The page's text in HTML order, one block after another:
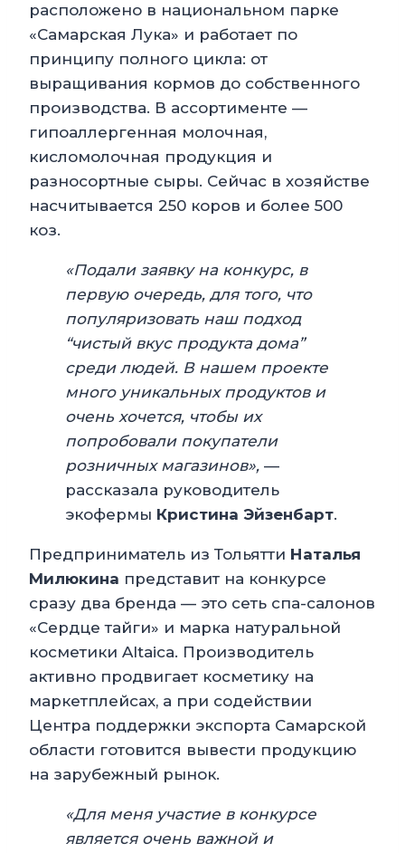
расположено в национальном парке
«Самарская Лука» и работает по
принципу полного цикла: от
выращивания кормов до собственного
производства. В ассортименте —
гипоаллергенная молочная,
кисломолочная продукция и
разносортные сыры. Сейчас в хозяйстве
насчитывается 250 коров и более 500
коз.
«Подали заявку на конкурс, в
первую очередь, для того, что
популяризовать наш подход
“чистый вкус продукта дома”
среди людей. В нашем проекте
много уникальных продуктов и
очень хочется, чтобы их
попробовали покупатели
розничных магазинов», —
рассказала руководитель
экофермы Кристина Эйзенбарт.
Предприниматель из Тольятти Наталья
Милюкина представит на конкурсе
сразу два бренда — это сеть спа-салонов
«Сердце тайги» и марка натуральной
косметики Altaiсa. Производитель
активно продвигает косметику на
маркетплейсах, а при содействии
Центра поддержки экспорта Самарской
области готовится вывести продукцию
на зарубежный рынок.
«Для меня участие в конкурсе
является очень важной и